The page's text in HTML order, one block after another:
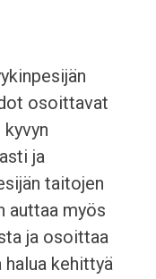
osoittavat
ja
taitojen
auttaa myös
ja osoittaa
kehittyä